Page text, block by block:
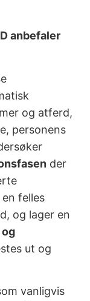
anbefaler
og atferd,
personens
der
felles
og lager en
ut og
vanligvis